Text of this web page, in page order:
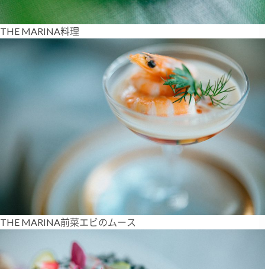
THE MARINA料理
THE MARINA前菜エビのムース